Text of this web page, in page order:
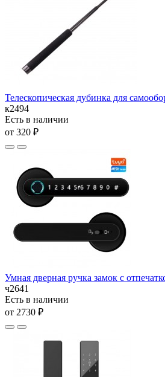
Телескопическая дубинка для
к2494
Есть в наличии
от 320 ₽
Умная дверная ручка замок с
ч2641
Есть в наличии
от 2730 ₽